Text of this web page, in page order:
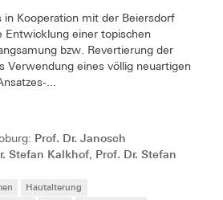
in Kooperation mit der Beiersdorf
Entwicklung einer topischen
bzw. Revertierung der
Verwendung eines völlig neuartigen
...
Prof. Dr. Janosch
Stefan Kalkhof, Prof. Dr. Stefan
Hautalterung